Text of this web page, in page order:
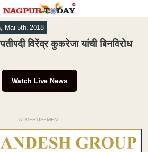
Mar 5th, 2018
विरेंद्र कुकरेजा यांची बिनविरोध
Watch Live News
ADVERTISEMENT